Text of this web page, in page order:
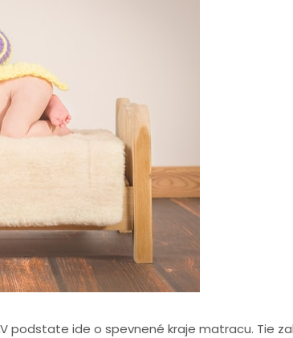
V podstate ide o spevnené kraje matracu. Tie